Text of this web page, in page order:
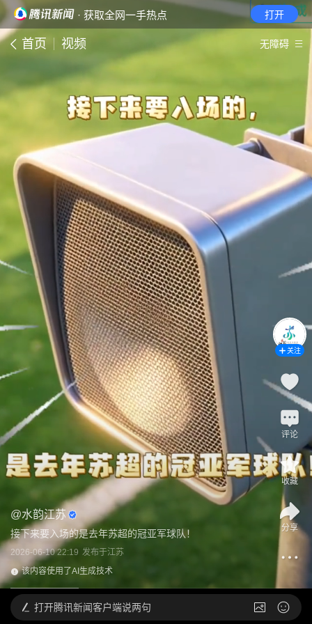
· 获取全网一手热点 打开
首页 视频 无障碍
@水韵江苏
接下来要入场的是去年苏超的冠亚军球队！
2026-06-10 22:19 发布于江苏
该内容使用了AI生成技术
关注
评论
收藏
分享
打开腾讯新闻客户端说两句